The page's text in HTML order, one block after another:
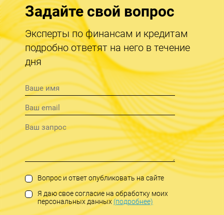
Задайте свой вопрос
Эксперты по финансам и кредитам
подробно ответят на него в течение
дня
Вопрос и ответ опубликовать на сайте
Я даю свое согласие на обработку моих
персональных данных(подробнее)